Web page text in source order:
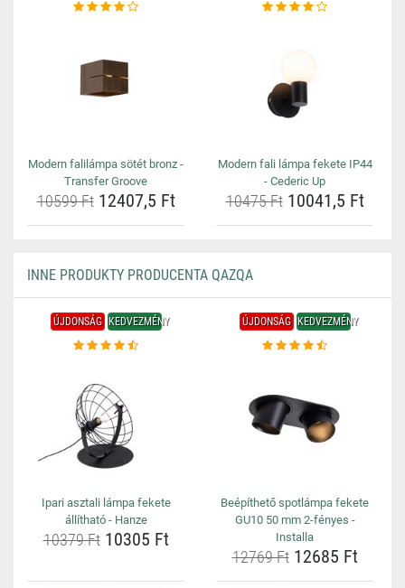
Modern falilámpa sötét bronz -
Transfer Groove
10599 Ft12407,5 Ft
Modern fali lámpa fekete IP44
- Cederic Up
10475 Ft10041,5 Ft
INNE PRODUKTY PRODUCENTA QAZQA
ÚJDONSÁG KEDVEZMÉNY
Ipari asztali lámpa fekete
állítható - Hanze
10379 Ft10305 Ft
ÚJDONSÁG KEDVEZMÉNY
Beépíthető spotlámpa fekete
GU10 50 mm 2-fényes -
Installa
12769 Ft12685 Ft